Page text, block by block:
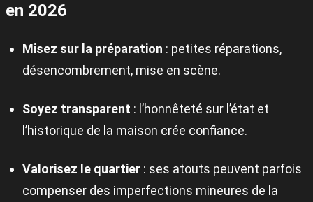
en 2026
Misez sur la préparation : petites réparations,
désencombrement, mise en scène.
Soyez transparent : l’honnêteté sur l’état et
l’historique de la maison crée confiance.
Valorisez le quartier : ses atouts peuvent parfois
compenser des imperfections mineures de la